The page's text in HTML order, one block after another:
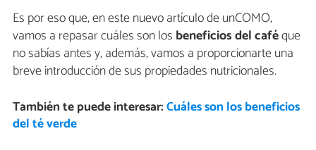
Es por eso que, en este nuevo artículo de unCOMO,
vamos a repasar cuáles son los beneficios del caféque
no sabías antes y, además, vamos a proporcionarte una
breve introducción de sus propiedades nutricionales.
También te puede interesar:Cuáles son los beneficios
del té verde